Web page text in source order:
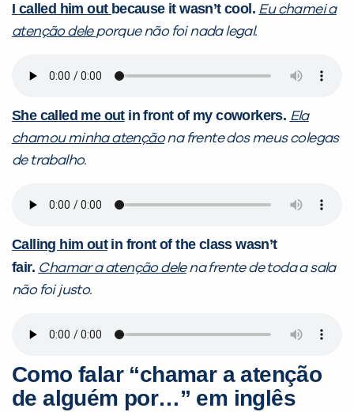
I called him out because it wasn’t cool. Eu chamei a
atenção deleporque não foi nada legal.
She called me outin front of my coworkers. Ela
chamou minha atençãona frente dos meus colegas
de trabalho.
Calling him outin front of the class wasn’t
fair. Chamar a atenção delena frente de toda a sala
não foi justo.
Como falar “chamar a atenção
de alguém por…” em inglês